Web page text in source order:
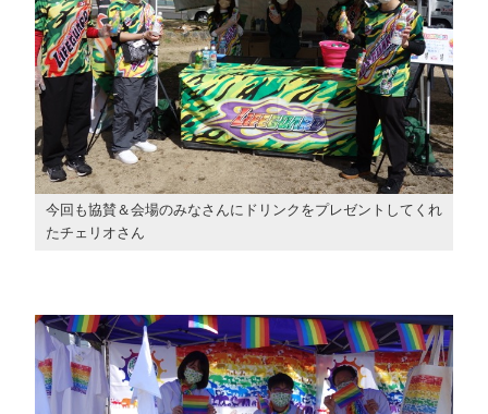
今回も協賛＆会場のみなさんにドリンクをプレゼントしてくれ
たチェリオさん